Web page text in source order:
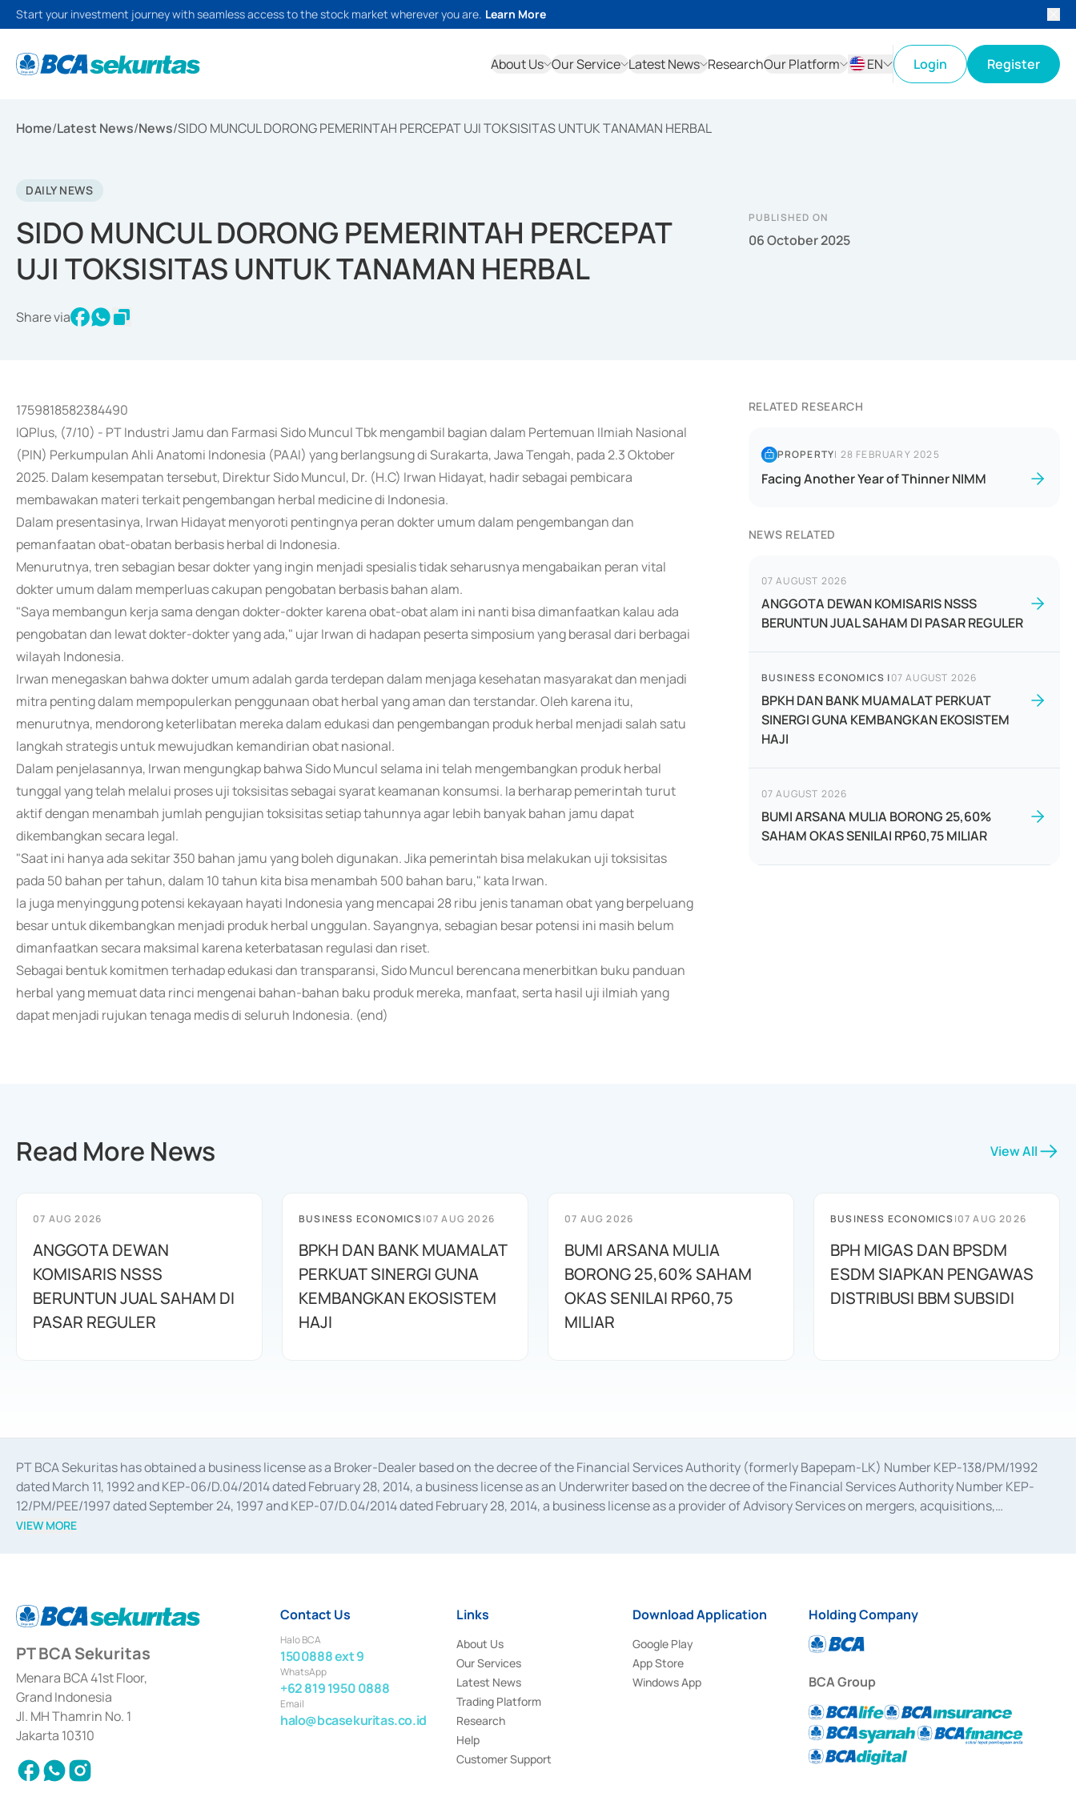
Start your investment journey with seamless access to the stock market wherever you are. Learn More
About Us Our Service Latest News ResearchOur Platform
EN
Login Register
Home/Latest News/News/SIDO MUNCUL DORONG PEMERINTAH PERCEPAT UJI TOKSISITAS UNTUK TANAMAN HERBAL
DAILY NEWS
SIDO MUNCUL DORONG PEMERINTAH PERCEPAT
UJI TOKSISITAS UNTUK TANAMAN HERBAL
Share via
PUBLISHED ON
06 October 2025
1759818582384490
IQPlus, (7/10) - PT Industri Jamu dan Farmasi Sido Muncul Tbk mengambil bagian dalam Pertemuan Ilmiah Nasional
(PIN) Perkumpulan Ahli Anatomi Indonesia (PAAI) yang berlangsung di Surakarta, Jawa Tengah, pada 2.3 Oktober
2025. Dalam kesempatan tersebut, Direktur Sido Muncul, Dr. (H.C) Irwan Hidayat, hadir sebagai pembicara
membawakan materi terkait pengembangan herbal medicine di Indonesia.
Dalam presentasinya, Irwan Hidayat menyoroti pentingnya peran dokter umum dalam pengembangan dan
pemanfaatan obat-obatan berbasis herbal di Indonesia.
Menurutnya, tren sebagian besar dokter yang ingin menjadi spesialis tidak seharusnya mengabaikan peran vital
dokter umum dalam memperluas cakupan pengobatan berbasis bahan alam.
"Saya membangun kerja sama dengan dokter-dokter karena obat-obat alam ini nanti bisa dimanfaatkan kalau ada
pengobatan dan lewat dokter-dokter yang ada," ujar Irwan di hadapan peserta simposium yang berasal dari berbagai
wilayah Indonesia.
Irwan menegaskan bahwa dokter umum adalah garda terdepan dalam menjaga kesehatan masyarakat dan menjadi
mitra penting dalam mempopulerkan penggunaan obat herbal yang aman dan terstandar. Oleh karena itu,
menurutnya, mendorong keterlibatan mereka dalam edukasi dan pengembangan produk herbal menjadi salah satu
langkah strategis untuk mewujudkan kemandirian obat nasional.
Dalam penjelasannya, Irwan mengungkap bahwa Sido Muncul selama ini telah mengembangkan produk herbal
tunggal yang telah melalui proses uji toksisitas sebagai syarat keamanan konsumsi. Ia berharap pemerintah turut
aktif dengan menambah jumlah pengujian toksisitas setiap tahunnya agar lebih banyak bahan jamu dapat
dikembangkan secara legal.
"Saat ini hanya ada sekitar 350 bahan jamu yang boleh digunakan. Jika pemerintah bisa melakukan uji toksisitas
pada 50 bahan per tahun, dalam 10 tahun kita bisa menambah 500 bahan baru," kata Irwan.
Ia juga menyinggung potensi kekayaan hayati Indonesia yang mencapai 28 ribu jenis tanaman obat yang berpeluang
besar untuk dikembangkan menjadi produk herbal unggulan. Sayangnya, sebagian besar potensi ini masih belum
dimanfaatkan secara maksimal karena keterbatasan regulasi dan riset.
Sebagai bentuk komitmen terhadap edukasi dan transparansi, Sido Muncul berencana menerbitkan buku panduan
herbal yang memuat data rinci mengenai bahan-bahan baku produk mereka, manfaat, serta hasil uji ilmiah yang
dapat menjadi rujukan tenaga medis di seluruh Indonesia. (end)
RELATED RESEARCH
PROPERTY| 28 FEBRUARY 2025
Facing Another Year of Thinner NIMM
NEWS RELATED
07 AUGUST 2026
ANGGOTA DEWAN KOMISARIS NSSS
BERUNTUN JUAL SAHAM DI PASAR REGULER
BUSINESS ECONOMICS |07 AUGUST 2026
BPKH DAN BANK MUAMALAT PERKUAT
SINERGI GUNA KEMBANGKAN EKOSISTEM
HAJI
07 AUGUST 2026
BUMI ARSANA MULIA BORONG 25,60%
SAHAM OKAS SENILAI RP60,75 MILIAR
Read More News View All
07 AUG 2026
ANGGOTA DEWAN
KOMISARIS NSSS
BERUNTUN JUAL SAHAM DI
PASAR REGULER
BUSINESS ECONOMICS|07 AUG 2026
BPKH DAN BANK MUAMALAT
PERKUAT SINERGI GUNA
KEMBANGKAN EKOSISTEM
HAJI
07 AUG 2026
BUMI ARSANA MULIA
BORONG 25,60% SAHAM
OKAS SENILAI RP60,75
MILIAR
BUSINESS ECONOMICS|07 AUG 2026
BPH MIGAS DAN BPSDM
ESDM SIAPKAN PENGAWAS
DISTRIBUSI BBM SUBSIDI
PT BCA Sekuritas has obtained a business license as a Broker-Dealer based on the decree of the Financial Services Authority (formerly Bapepam-LK) Number KEP-138/PM/1992
dated March 11, 1992 and KEP-06/D.04/2014 dated February 28, 2014, a business license as an Underwriter based on the decree of the Financial Services Authority Number KEP-
12/PM/PEE/1997 dated September 24, 1997 and KEP-07/D.04/2014 dated February 28, 2014, a business license as a provider of Advisory Services on mergers, acquisitions,
divestments, and joint ventures based on the decree of the Financial Services Authority Number S-67/PM.21/2014 dated February 28, 2014, a business license as a provider of
Settlement of Commercial Paper Transactions whose license was issued in 2018.
VIEW MORE
PT BCA Sekuritas
Menara BCA 41st Floor,
Grand Indonesia
Jl. MH Thamrin No. 1
Jakarta 10310
Contact Us
Halo BCA
1500888 ext 9
WhatsApp
+62 819 1950 0888
Email
halo@bcasekuritas.co.id
Links
About Us
Our Services
Latest News
Trading Platform
Research
Help
Customer Support
Download Application
Google Play
App Store
Windows App
Holding Company
BCA Group